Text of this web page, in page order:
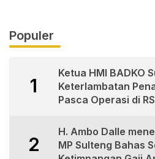
Populer
1
Ketua HMI BADKO
Keterlambatan
Pasca Operasi di
2
H. Ambo Dalle
MP Sulteng Bahas